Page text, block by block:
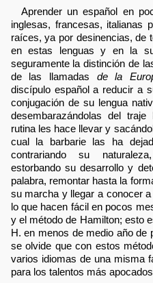
Aprender un español en
inglesas, francesas, italianas
raíces, ya por desinencias, de
en estas lenguas y en la
seguramente la distinción de
de las llamadas de la
discípulo español a reducir a
conjugación de su lengua
desembarazándolas del
rutina les hace llevar y
cual la barbarie las ha
contrariando su
estorbando su desarrollo y
palabra, remontar hasta la
su marcha y llegar a conocer
lo que hacen fácil en pocos
y el método de Hamilton; esto
H. en menos de medio año de
se olvide que con estos
varios idiomas de una misma
para los talentos más